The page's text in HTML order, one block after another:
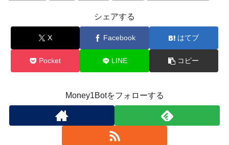
シェアする
X Facebook はてブ
Pocket LINE コピー
Money1Botをフォローする